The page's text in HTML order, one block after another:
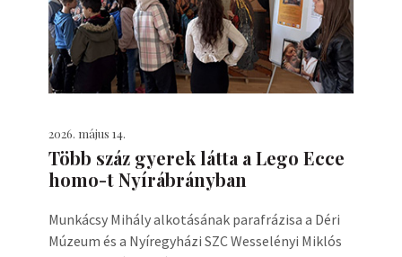
2026. május 14.
Több száz gyerek látta a Lego Ecce
homo-t Nyírábrányban
Munkácsy Mihály alkotásának parafrázisa a Déri
Múzeum és a Nyíregyházi SZC Wesselényi Miklós